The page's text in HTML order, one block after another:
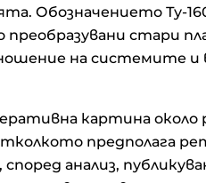
Обозначението Ту-
преобразувани стари
на системите и
картина около
предполага
анализ,